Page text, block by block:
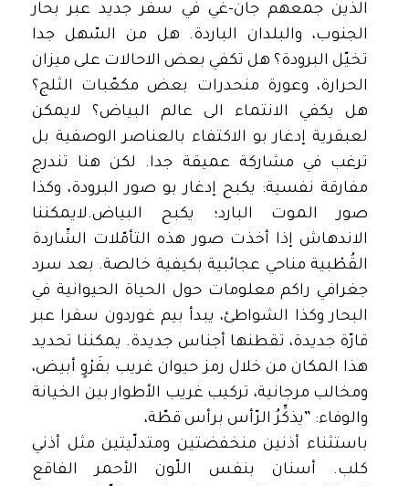
الذين جمعهم جان-غي في سفر جديد عبر بحار
الجنوب، والبلدان الباردة. هل من السّهل جدا
تخيّل البرودة؟ هل تكفي بعض الاحالات على ميزان
الحرارة، وعورة منحدرات بعض مكعّبات الثلج؟
هل يكفي الانتماء الى عالم البياض؟ لايمكن
لعبقرية إدغار بو الاكتفاء بالعناصر الوصفية بل
ترغب في مشاركة عميقة جدا. لكن هنا تندرج
مفارقة نفسية: يكبح إدغار بو صور البرودة، وكذا
صور الموت البارد؛ يكبح البياض.لايمكننا
الاندهاش إذا أخذت صور هذه التأمّلات الشّاردة
القُطْبية مناحي عجائبية بكيفية خالصة. بعد سرد
جغرافي راكم معلومات حول الحياة الحيوانية في
البحار وكذا الشواطئ، يبدأ بيم غوردون سفرا عبر
قارّة جديدة، تقطنها أجناس جديدة. يمكننا تحديد
هذا المكان من خلال رمز حيوان غريب بفَرْوٍ أبيض،
ومخالب مرجانية، تركيب غريب الأطوار بين الخيانة
والوفاء: ”يذكِّرُ الرّأس برأس قطّة،
باستثناء أذنين منخفضتين ومتدلّيتين مثل أذني
كلب. أسنان بنفس اللّون الأحمر الفاقع